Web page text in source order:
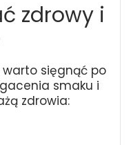
zdrowy i
sięgnąć po
smaku i
zdrowia: